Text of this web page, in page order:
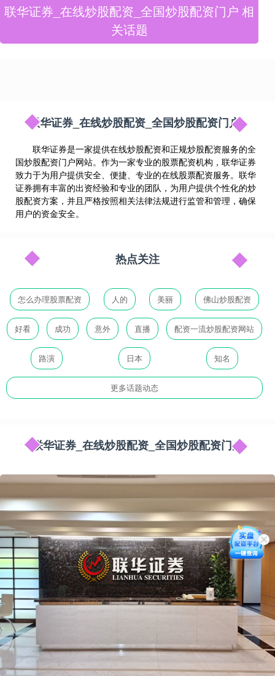
联华证券_在线炒股配资_全国炒股配资门户 相
关话题
联华证券_在线炒股配资_全国炒股配资门户
联华证券是一家提供在线炒股配资和正规炒股配资服务的全
国炒股配资门户网站。作为一家专业的股票配资机构，联华证券
致力于为用户提供安全、便捷、专业的在线股票配资服务。联华
证券拥有丰富的出资经验和专业的团队，为用户提供个性化的炒
股配资方案，并且严格按照相关法律法规进行监管和管理，确保
用户的资金安全。
热点关注
怎么办理股票配资 人的 美丽 佛山炒股配资
好看 成功 意外 直播 配资一流炒股配资网站
路演 日本 知名
更多话题动态
联华证券_在线炒股配资_全国炒股配资门户